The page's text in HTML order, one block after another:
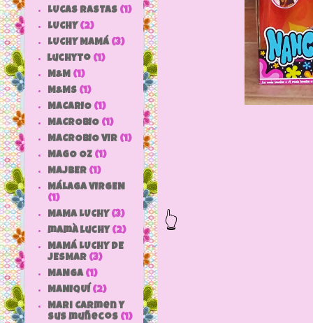
👆
LUCAS RASTAS (1)
LUCHY (2)
LUCHY MAMÁ (3)
luchyto (1)
M&M (1)
M&MS (1)
MACARIO (1)
MACROBIO (1)
MACROBIO VIR (1)
MAGO OZ (1)
MAJBER (1)
MÁLAGA VIRGEN
(1)
MAMA LUCHY (3)
mamà luchy (2)
MAMÁ LUCHY DE
JESMAR (3)
MANGA (1)
MANIQUÍ (2)
Mari Carmen y
sus muñecos (1)